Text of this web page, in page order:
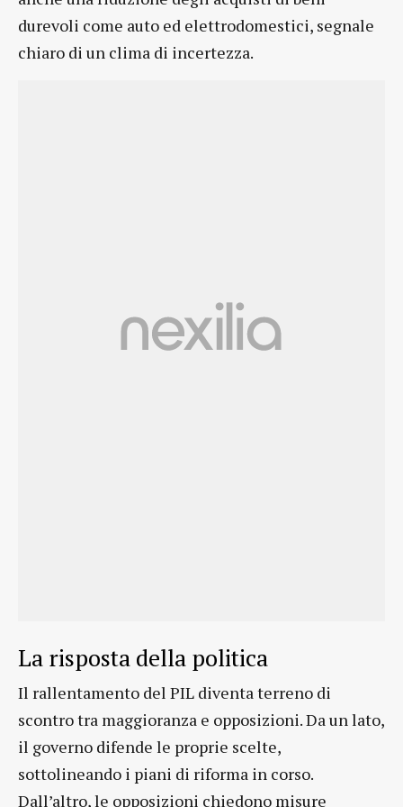
durevoli come auto ed elettrodomestici, segnale
chiaro di un clima di incertezza.
La risposta della politica
Il rallentamento del PIL diventa terreno di
scontro tra maggioranza e opposizioni. Da un lato,
il governo difende le proprie scelte,
sottolineando i piani di riforma in corso.
Dall’altro, le opposizioni chiedono misure